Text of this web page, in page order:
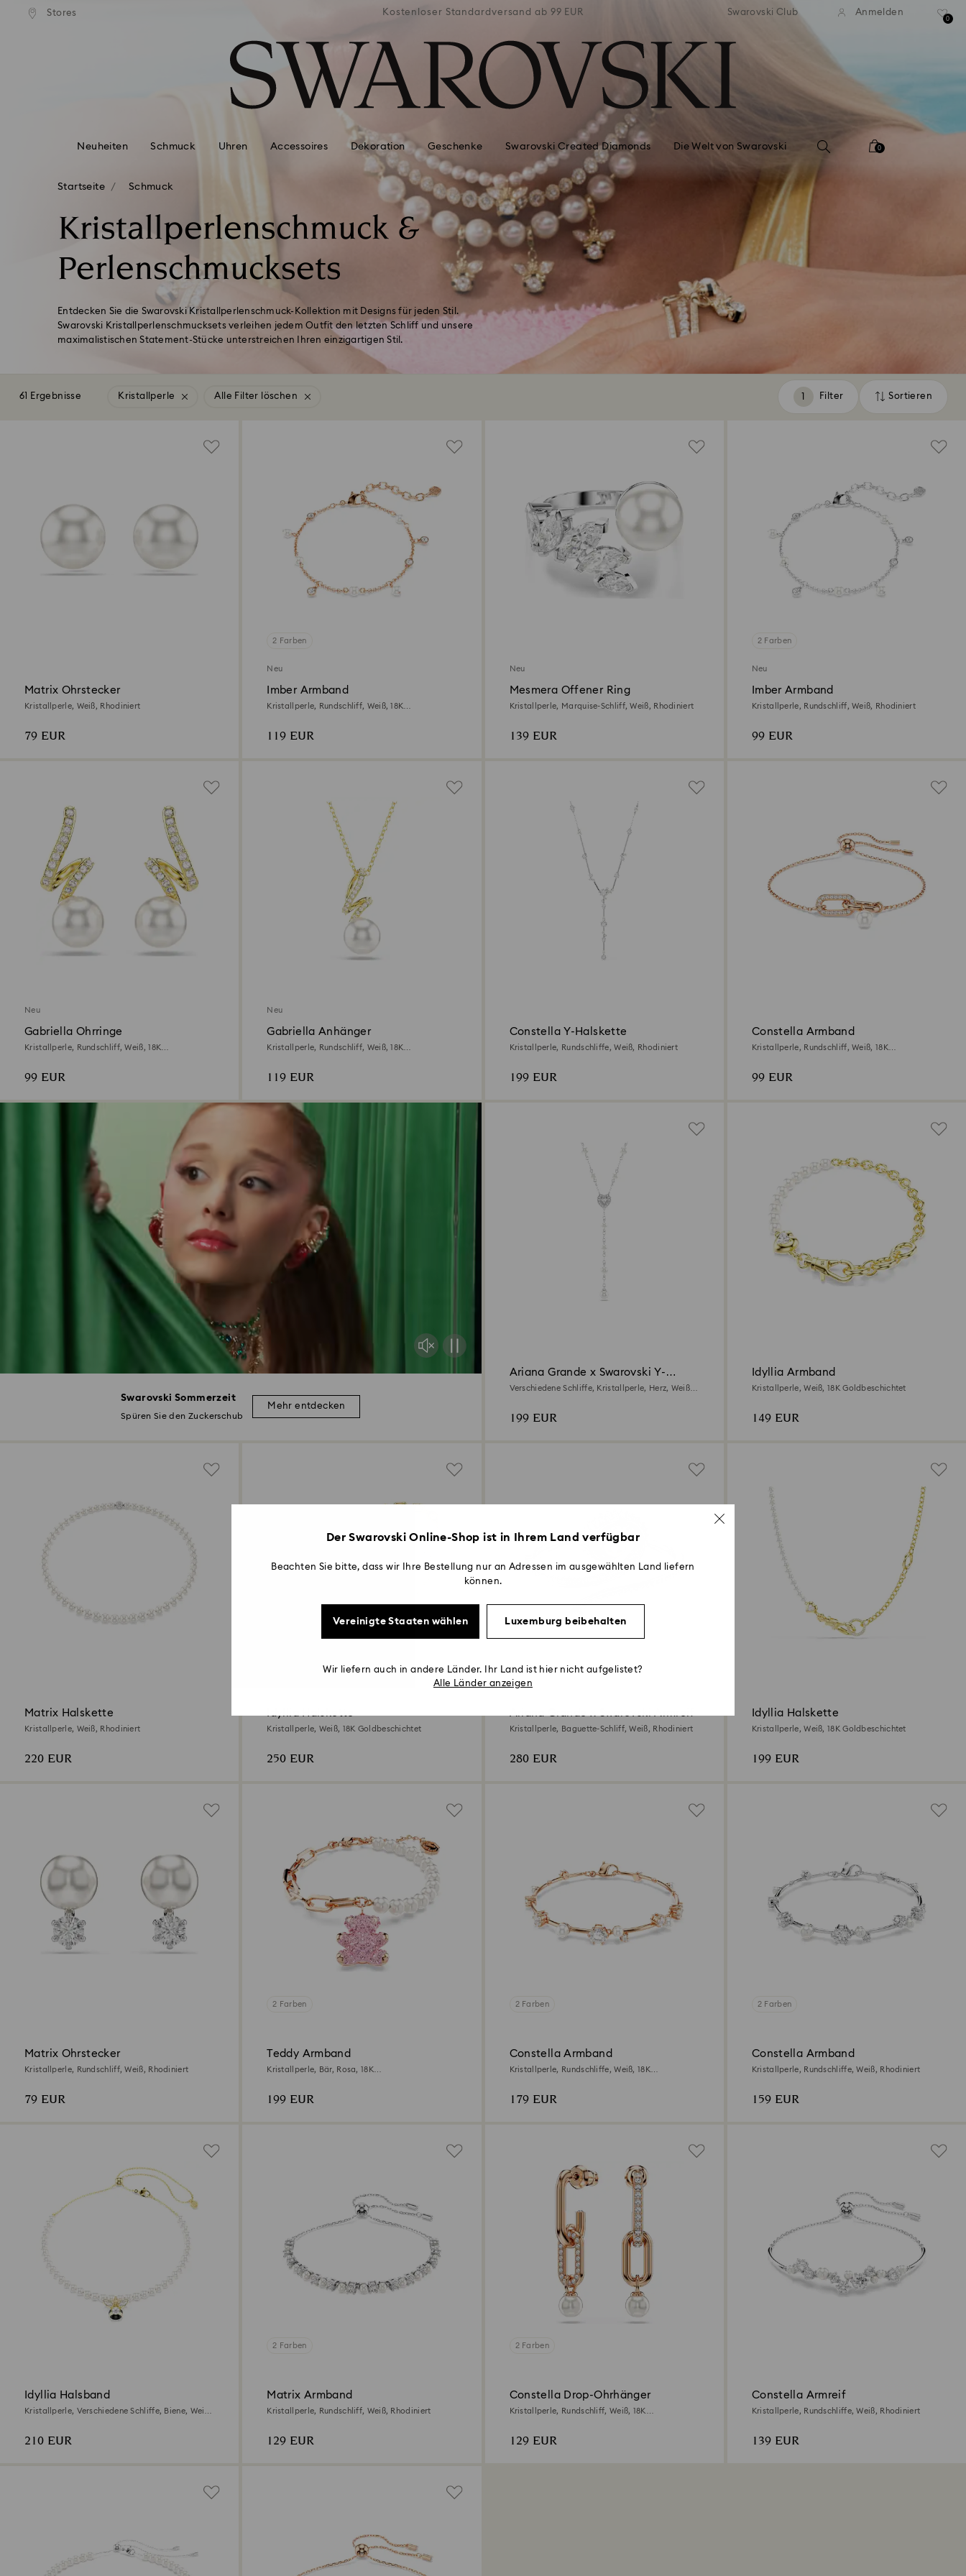
Liste Tastaturkürzel
Stores
Standardversand ab 99 EUR Kostenloser Standardversand ab 99 EUR Kostenloser Standardversand ab 99 EUR Kostenloser Standardversand
Swarovski Club Anmelden
0
Neuheiten Schmuck Uhren Accessoires Dekoration Geschenke Swarovski Created Diamonds Die Welt von Swarovski 0
Startseite Schmuck
Kristallperlenschmuck &
Perlenschmucksets
Entdecken Sie die Swarovski Kristallperlenschmuck-Kollektion mit Designs für jeden Stil.
Swarovski Kristallperlenschmucksets verleihen jedem Outfit den letzten Schliff und unsere
maximalistischen Statement-Stücke unterstreichen Ihren einzigartigen Stil.
61 Ergebnisse Kristallperle Alle Filter löschen Filter
Filter Sortieren
Sortieren
Swarovski Sommerzeit
Spüren Sie den Zuckerschub
Mehr entdecken
Matrix Ohrstecker
Kristallperle, Weiß, Rhodiniert
79 EUR
2 Farben
Neu
Imber Armband
Kristallperle, Rundschliff, Weiß, 18K
119 EUR
Neu
Mesmera Offener Ring
Kristallperle, Marquise-Schliff, Weiß, Rhodiniert
139 EUR
2 Farben
Neu
Imber Armband
Kristallperle, Rundschliff, Weiß, Rhodiniert
99 EUR
Neu
Gabriella Ohrringe
Kristallperle, Rundschliff, Weiß, 18K
99 EUR
Neu
Gabriella Anhänger
Kristallperle, Rundschliff, Weiß, 18K
119 EUR
Constella Y-Halskette
Kristallperle, Rundschliffe, Weiß, Rhodiniert
199 EUR
Constella Armband
Kristallperle, Rundschliff, Weiß, 18K
99 EUR
Ariana Grande x Swarovski Y-
Halskette
Verschiedene Schliffe, Kristallperle, Herz, Weiß,
199 EUR
Idyllia Armband
Kristallperle, Weiß, 18K Goldbeschichtet
149 EUR
Matrix Halskette
Kristallperle, Weiß, Rhodiniert
220 EUR
Idyllia Halskette
Kristallperle, Weiß, 18K Goldbeschichtet
250 EUR
Ariana Grande x Swarovski Armreif
Kristallperle, Baguette-Schliff, Weiß, Rhodiniert
280 EUR
Idyllia Halskette
Kristallperle, Weiß, 18K Goldbeschichtet
199 EUR
Matrix Ohrstecker
Kristallperle, Rundschliff, Weiß, Rhodiniert
79 EUR
2 Farben
Teddy Armband
Kristallperle, Bär, Rosa, 18K
199 EUR
2 Farben
Constella Armband
Kristallperle, Rundschliffe, Weiß, 18K
179 EUR
2 Farben
Constella Armband
Kristallperle, Rundschliffe, Weiß, Rhodiniert
159 EUR
Idyllia Halsband
Kristallperle, Verschiedene Schliffe, Biene, Weiß,
210 EUR
2 Farben
Matrix Armband
Kristallperle, Rundschliff, Weiß, Rhodiniert
129 EUR
2 Farben
Constella Drop-Ohrhänger
Kristallperle, Rundschliff, Weiß, 18K
129 EUR
Constella Armreif
Kristallperle, Rundschliffe, Weiß, Rhodiniert
139 EUR
Der Swarovski Online-Shop ist in Ihrem Land verfügbar
Beachten Sie bitte, dass wir Ihre Bestellung nur an Adressen im ausgewählten Land liefern
können.
Vereinigte Staaten wählen Luxemburg beibehalten
Wir liefern auch in andere Länder. Ihr Land ist hier nicht aufgelistet?
Alle Länder anzeigen